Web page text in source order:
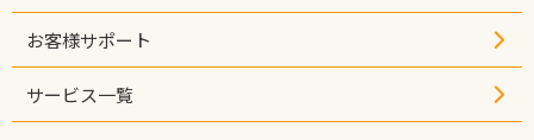
お客様サポート
サービス一覧